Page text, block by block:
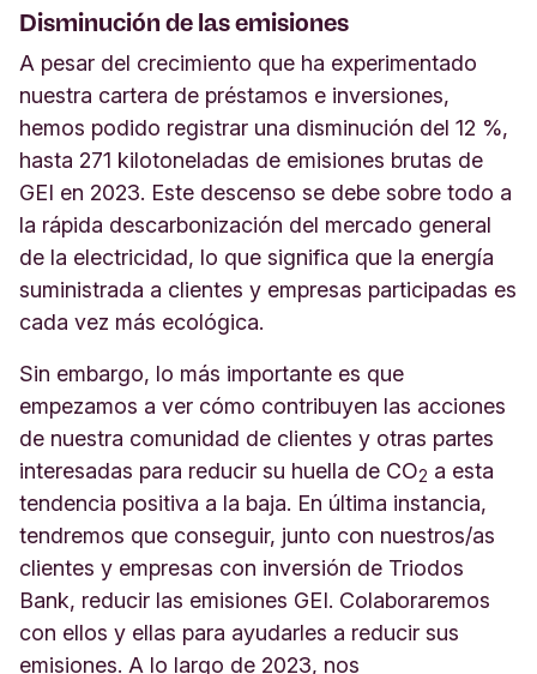
Disminución de las emisiones
A pesar del crecimiento que ha experimentado
nuestra cartera de préstamos e inversiones,
hemos podido registrar una disminución del 12 %,
hasta 271 kilotoneladas de emisiones brutas de
GEI en 2023. Este descenso se debe sobre todo a
la rápida descarbonización del mercado general
de la electricidad, lo que significa que la energía
suministrada a clientes y empresas participadas es
cada vez más ecológica.
Sin embargo, lo más importante es que
empezamos a ver cómo contribuyen las acciones
de nuestra comunidad de clientes y otras partes
interesadas para reducir su huella de CO2 a esta
tendencia positiva a la baja. En última instancia,
tendremos que conseguir, junto con nuestros/as
clientes y empresas con inversión de Triodos
Bank, reducir las emisiones GEI. Colaboraremos
con ellos y ellas para ayudarles a reducir sus
emisiones. A lo largo de 2023, nos